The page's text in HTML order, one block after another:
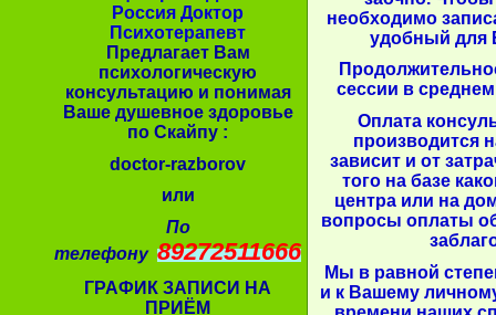
Россия Доктор
Психотерапевт
Предлагает Вам
психологическую
консультацию и понимая
Ваше душевное здоровье
по Скайпу :
doctor-razborov
или
По
телефону 89272511666
ГРАФИК ЗАПИСИ НА
ПРИЁМ
необходимо
удобный для
сессии в
Оплата
производится
зависит и от
того на базе
центра или на
вопросы оплаты
Мы в равной
и к Вашему